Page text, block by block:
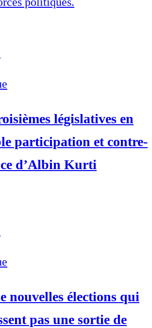
législatives en
participation et contre-
d’Albin Kurti
nouvelles élections qui
pas une sortie de